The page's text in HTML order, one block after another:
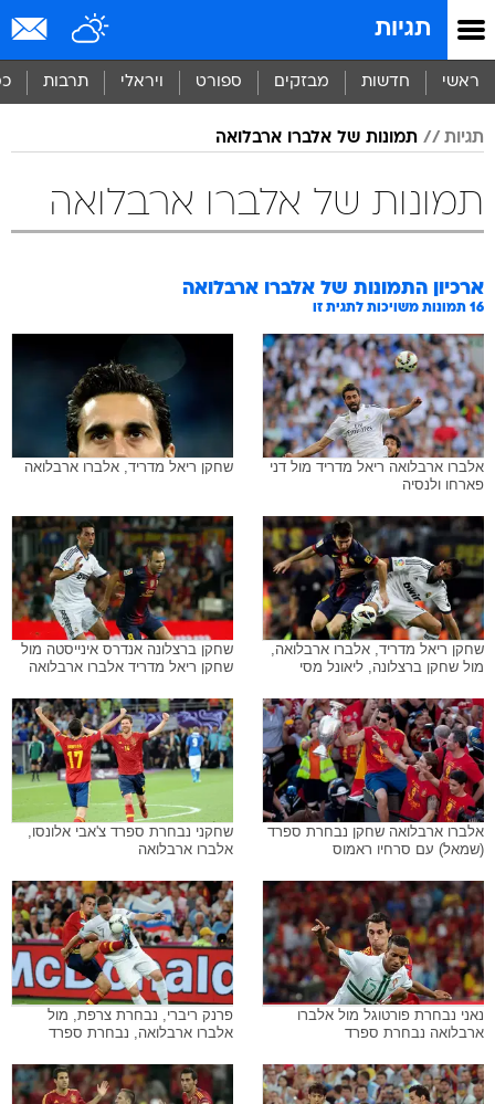
תגיות
ראשי חדשות מבזקים ספורט ויראלי תרבות
תגיות תמונות של אלברו ארבלואה
תמונות של אלברו ארבלואה
ארכיון התמונות של אלברו ארבלואה
16 תמונות משויכות לתגית זו
אלברו ארבלואה ריאל מדריד מול דני
פארחו ולנסיה
שחקן ריאל מדריד, אלברו ארבלואה
שחקן ריאל מדריד, אלברו ארבלואה,
מול שחקן ברצלונה, ליאונל מסי
שחקן ברצלונה אנדרס אינייסטה מול
שחקן ריאל מדריד אלברו ארבלואה
אלברו ארבלואה שחקן נבחרת ספרד
(שמאל) עם סרחיו ראמוס
שחקני נבחרת ספרד צ'אבי אלונסו,
אלברו ארבלואה
נאני נבחרת פורטוגל מול אלברו
ארבלואה נבחרת ספרד
פרנק ריברי, נבחרת צרפת, מול
אלברו ארבלואה, נבחרת ספרד